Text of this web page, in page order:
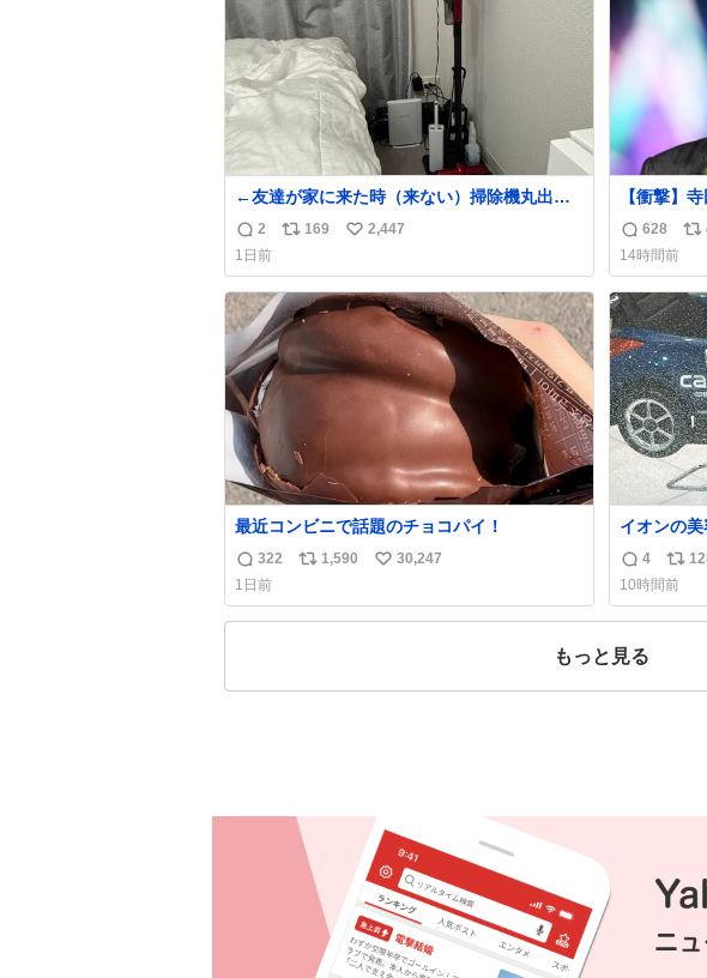
数
←友達が家に来た時（来ない）掃除機丸出し
返
信
数
2
リ
ス
ト
数
169
い
ね
数
2,447
1日前
【衝撃】
げる姿披露
のみだっ
ム通いを
個、ゼリ
オーバー
返
信
数
628
リ
ス
ト
数
14時間前
最近コンビニで話題のチョコパイ！
返
信
数
322
リ
ス
1,590
い
ね
30,247
1日前
イオンの
返
信
数
4
リ
ポ
ス
10時間前
もっと見る